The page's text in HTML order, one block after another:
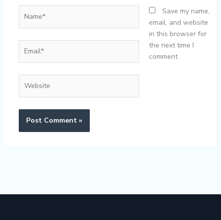
Save my name,
email, and website
in this browser for
the next time I
comment.